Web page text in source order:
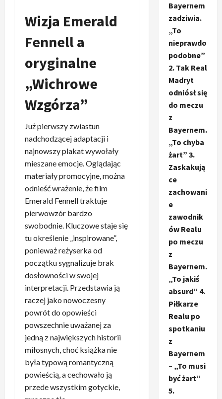
Wizja Emerald
Fennell a
oryginalne
„Wichrowe
Wzgórza”
Już pierwszy zwiastun
nadchodzącej adaptacji i
najnowszy plakat wywołały
mieszane emocje. Oglądając
materiały promocyjne, można
odnieść wrażenie, że film
Emerald Fennell traktuje
pierwowzór bardzo
swobodnie. Kluczowe staje się
tu określenie „inspirowane”,
ponieważ reżyserka od
początku sygnalizuje brak
dosłowności w swojej
interpretacji. Przedstawia ją
raczej jako nowoczesny
powrót do opowieści
powszechnie uważanej za
jedną z największych historii
miłosnych, choć książka nie
była typową romantyczną
powieścią, a cechowało ją
przede wszystkim gotyckie,
Bayernem
zadziwia.
„To
nieprawdo
podobne”
2. Tak Real
Madryt
odniósł się
do meczu
z
Bayernem.
„To chyba
żart” 3.
Zaskakują
ce
zachowani
e
zawodnik
ów Realu
po meczu
z
Bayernem.
„To jakiś
absurd” 4.
Piłkarze
Realu po
spotkaniu
z
Bayernem
– „To musi
być żart”
5.